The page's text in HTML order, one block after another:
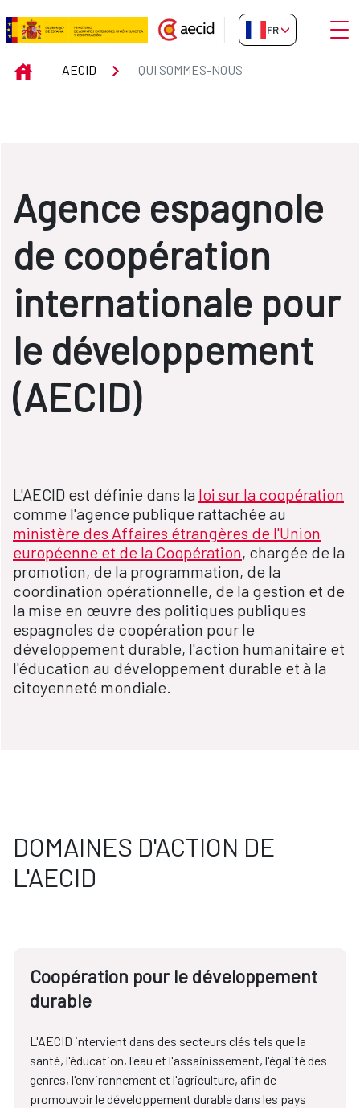
Saut au contenu principal
QUI SOMMES-NOUS
FR-FR
INICIOAECID QUI SOMMES-NOUS
Agence espagnole
de coopération
internationale pour
le développement
(AECID)
L'AECID est définie dans la loi sur la coopération
comme l'agence publique rattachée au
ministère des Affaires étrangères de l'Union
européenne et de la Coopération, chargée de la
promotion, de la programmation, de la
coordination opérationnelle, de la gestion et de
la mise en œuvre des politiques publiques
espagnoles de coopération pour le
développement durable, l'action humanitaire et
l'éducation au développement durable et à la
citoyenneté mondiale.
DOMAINES D'ACTION DE
L'AECID
Coopération pour le développement
durable
L'AECID intervient dans des secteurs clés tels que la
santé, l'éducation, l'eau et l'assainissement, l'égalité des
genres, l'environnement et l'agriculture, afin de
promouvoir le développement durable dans les pays